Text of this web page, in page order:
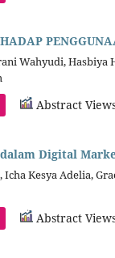
Wahyudi,
Abstract
dalam Digital
Kesya Adelia,
Abstract